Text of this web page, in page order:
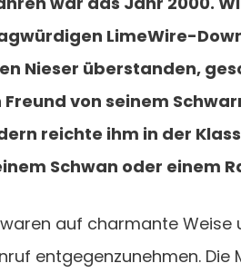
LimeWire-
Nieser überstanden,
von seinem
reichte ihm in der
Schwan oder einem
auf charmante Weise
entgegenzunehmen. Die